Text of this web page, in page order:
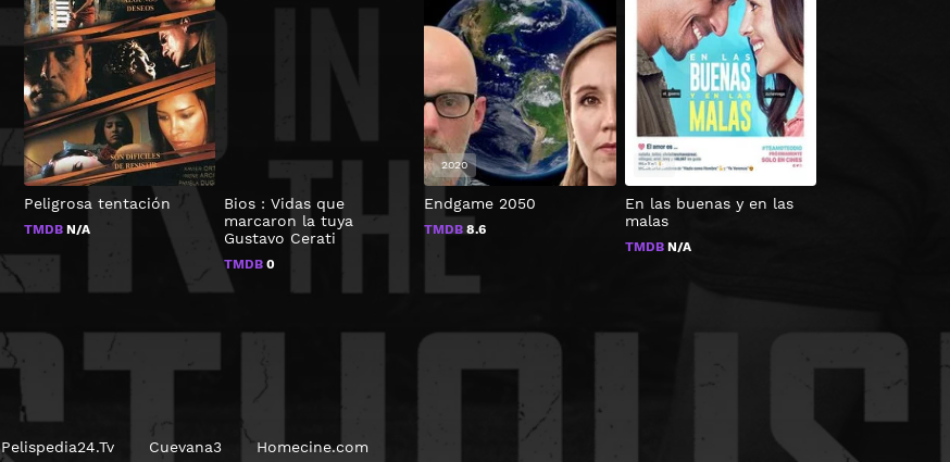
Peligrosa tentación
TMDBN/A
Bios : Vidas que
marcaron la tuya
Gustavo Cerati
TMDB0
Endgame 2050
TMDB 8.6
2020
En las buenas y en las
malas
TMDBN/A
2019
Pelispedia24.Tv Cuevana3 Homecine.com